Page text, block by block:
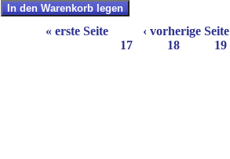
« erste Seite ‹ vorherige Seite
17
18 19